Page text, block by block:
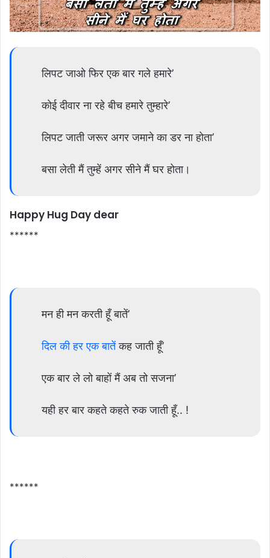
लिपट जाओ फिर एक बार गले हमारे’
कोई दीवार ना रहे बीच हमारे तुम्हारे’
लिपट जाती जरूर अगर जमाने का डर ना होता’
बसा लेती मैं तुम्हें अगर सीने मैं घर होता।
Happy Hug Day dear
******
मन ही मन करती हूँ बातें’
दिल की हर एक बातेंकह जाती हूँ’
एक बार ले लो बाहों मैं अब तो सजना’
यही हर बार कहते कहते रुक जाती हूँ.. !
******